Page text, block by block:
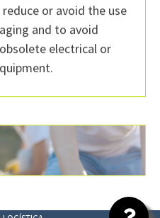
or avoid the use
and to avoid
electrical or